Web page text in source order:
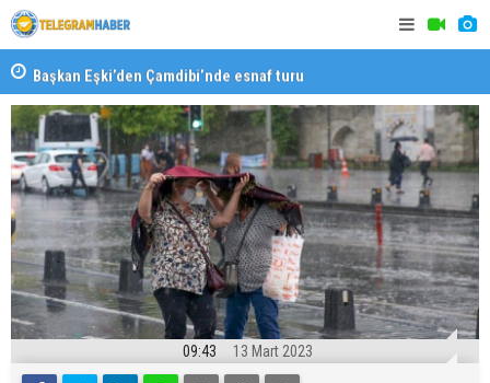
Başkan Eşki’den Çamdibi’nde esnaf turu
09:43 13 Mart 2023